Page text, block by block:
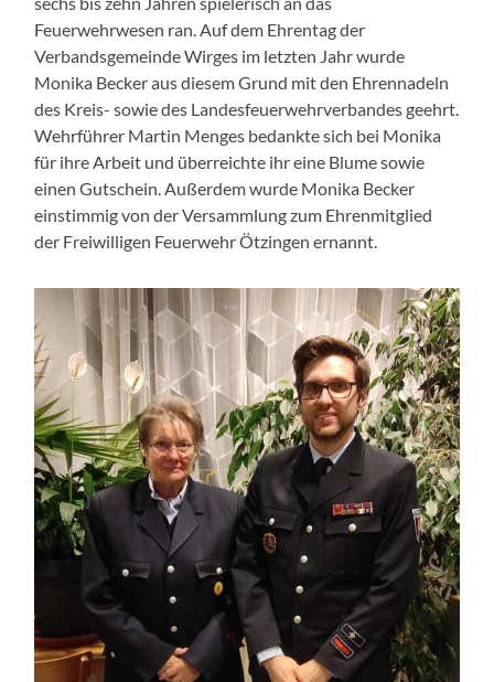
Feuerwehrwesen ran. Auf dem Ehrentag der
Verbandsgemeinde Wirges im letzten Jahr wurde
Monika Becker aus diesem Grund mit den Ehrennadeln
des Kreis- sowie des Landesfeuerwehrverbandes geehrt.
Wehrführer Martin Menges bedankte sich bei Monika
für ihre Arbeit und überreichte ihr eine Blume sowie
einen Gutschein. Außerdem wurde Monika Becker
einstimmig von der Versammlung zum Ehrenmitglied
der Freiwilligen Feuerwehr Ötzingen ernannt.